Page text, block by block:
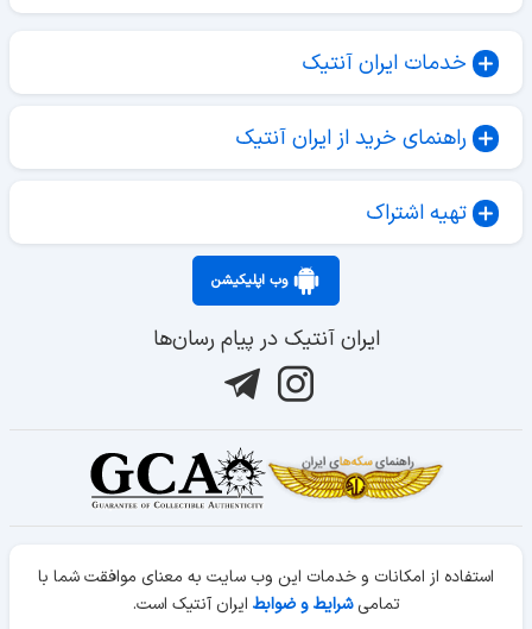
خدمات ایران آنتیک
راهنمای خرید از ایران آنتیک
تهیه اشتراک
وب اپلیکیشن
ایران آنتیک در پیام رسان‌ها
استفاده از امکانات و خدمات این وب سایت به معنای موافقت شما با
تمامیشرایط و ضوابط ایران آنتیک است.